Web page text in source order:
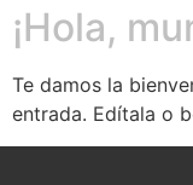
¡Hola,
Te damos la
entrada. Edítala o